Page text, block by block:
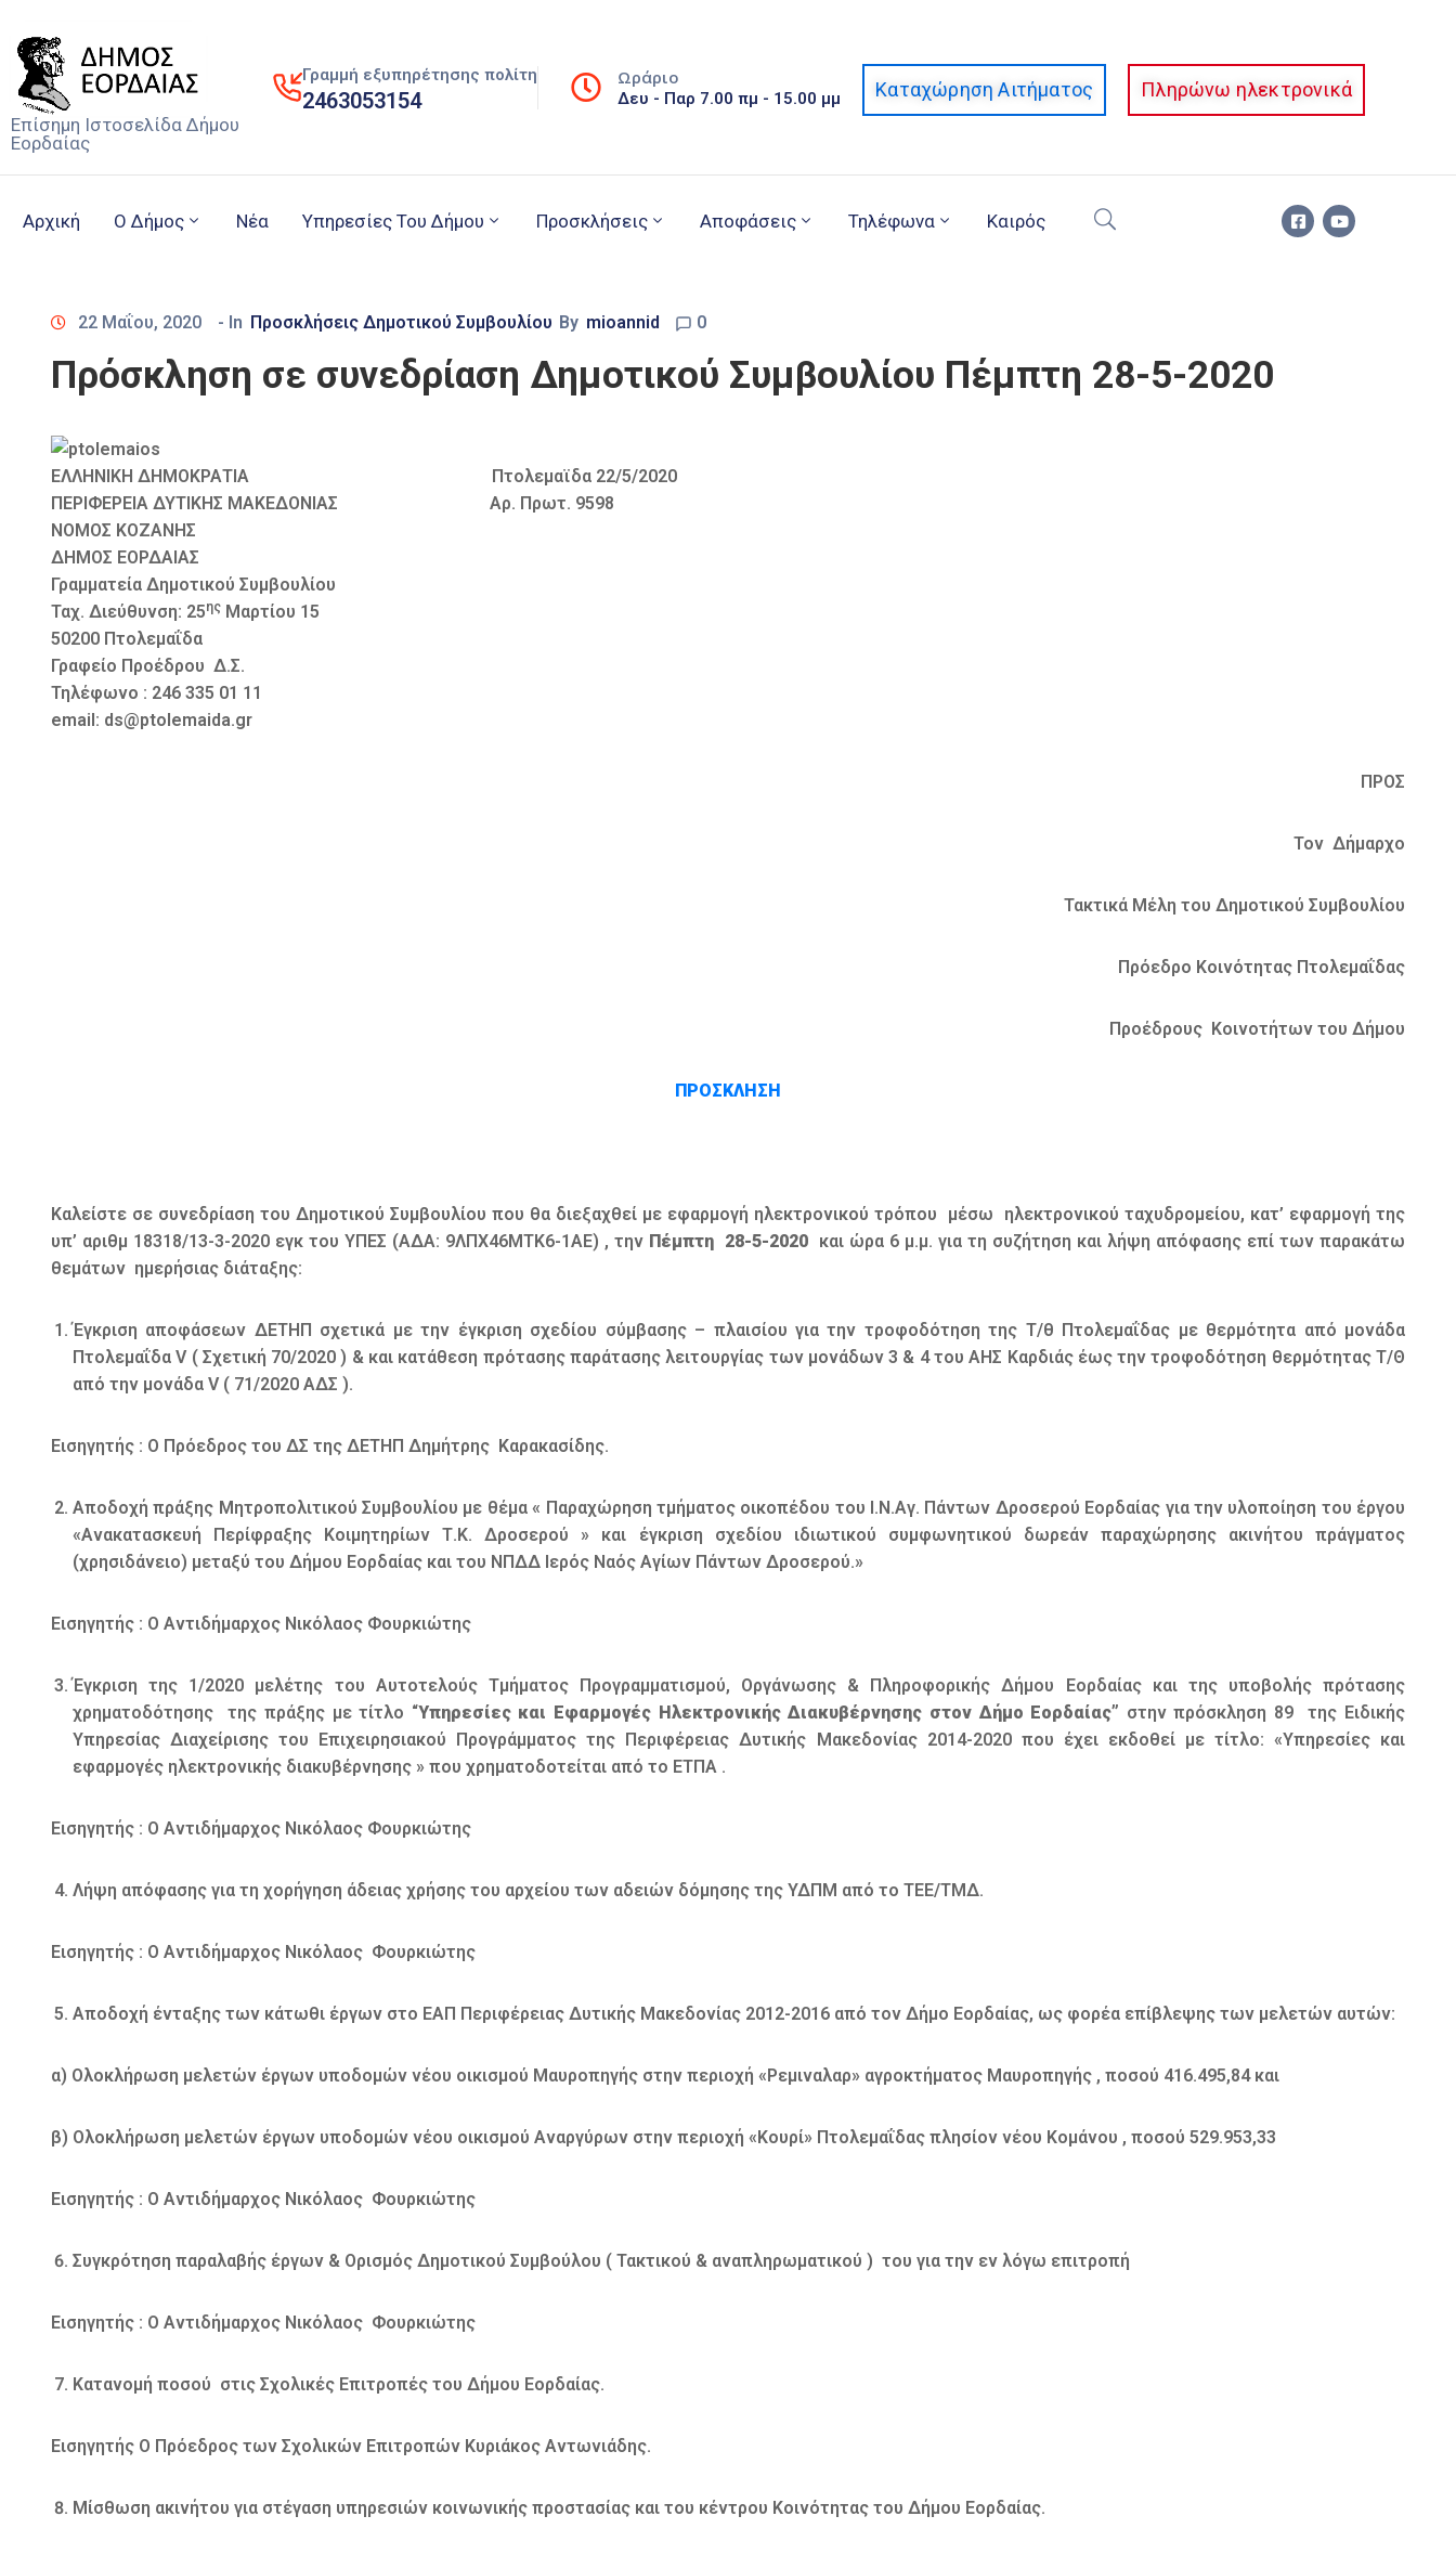
Επίσημη Ιστοσελίδα Δήμου
Εορδαίας
Γραμμή εξυπηρέτησης πολίτη
2463053154
Ωράριο
Δευ - Παρ 7.00 πμ - 15.00 μμ Καταχώρηση Αιτήματος Πληρώνω ηλεκτρονικά
Αρχική Ο Δήμος Νέα Υπηρεσίες Του Δήμου Προσκλήσεις Αποφάσεις Τηλέφωνα Καιρός
22 Μαΐου, 2020 - In Προσκλήσεις Δημοτικού Συμβουλίου By mioannid 0
Πρόσκληση σε συνεδρίαση Δημοτικού Συμβουλίου Πέμπτη 28-5-2020
ΕΛΛΗΝΙΚΗ ΔΗΜΟΚΡΑΤΙΑ Πτολεμαϊδα 22/5/2020
ΠΕΡΙΦΕΡΕΙΑ ΔΥΤΙΚΗΣ ΜΑΚΕΔΟΝΙΑΣ Αρ. Πρωτ. 9598
ΝΟΜΟΣ ΚΟΖΑΝΗΣ
ΔΗΜΟΣ ΕΟΡΔΑΙΑΣ
Γραμματεία Δημοτικού Συμβουλίου
Ταχ. Διεύθυνση: 25ης Μαρτίου 15
50200 Πτολεμαΐδα
Γραφείο Προέδρου Δ.Σ.
Τηλέφωνο : 246 335 01 11
email: ds@ptolemaida.gr
ΠΡΟΣ
Τον Δήμαρχο
Τακτικά Μέλη του Δημοτικού Συμβουλίου
Πρόεδρο Κοινότητας Πτολεμαΐδας
Προέδρους Κοινοτήτων του Δήμου
ΠΡΟΣΚΛΗΣΗ
Καλείστε σε συνεδρίαση του Δημοτικού Συμβουλίου που θα διεξαχθεί με εφαρμογή ηλεκτρονικού τρόπου μέσω ηλεκτρονικού ταχυδρομείου, κατ’ εφαρμογή της
υπ’ αριθμ 18318/13-3-2020 εγκ του ΥΠΕΣ (ΑΔΑ: 9ΛΠΧ46ΜΤΚ6-1ΑΕ) , την Πέμπτη 28-5-2020 και ώρα 6 μ.μ. για τη συζήτηση και λήψη απόφασης επί των παρακάτω
θεμάτων ημερήσιας διάταξης:
Έγκριση αποφάσεων ΔΕΤΗΠ σχετικά με την έγκριση σχεδίου σύμβασης – πλαισίου για την τροφοδότηση της Τ/θ Πτολεμαΐδας με θερμότητα από μονάδα
Πτολεμαΐδα V ( Σχετική 70/2020 ) & και κατάθεση πρότασης παράτασης λειτουργίας των μονάδων 3 & 4 του ΑΗΣ Καρδιάς έως την τροφοδότηση θερμότητας Τ/Θ
από την μονάδα V ( 71/2020 ΑΔΣ ).
Εισηγητής : Ο Πρόεδρος του ΔΣ της ΔΕΤΗΠ Δημήτρης Καρακασίδης.
Αποδοχή πράξης Μητροπολιτικού Συμβουλίου με θέμα « Παραχώρηση τμήματος οικοπέδου του Ι.Ν.Αγ. Πάντων Δροσερού Εορδαίας για την υλοποίηση του έργου
«Ανακατασκευή Περίφραξης Κοιμητηρίων Τ.Κ. Δροσερού » και έγκριση σχεδίου ιδιωτικού συμφωνητικού δωρεάν παραχώρησης ακινήτου πράγματος
(χρησιδάνειο) μεταξύ του Δήμου Εορδαίας και του ΝΠΔΔ Ιερός Ναός Αγίων Πάντων Δροσερού.»
Εισηγητής : Ο Αντιδήμαρχος Νικόλαος Φουρκιώτης
Έγκριση της 1/2020 μελέτης του Αυτοτελούς Τμήματος Προγραμματισμού, Οργάνωσης & Πληροφορικής Δήμου Εορδαίας και της υποβολής πρότασης
χρηματοδότησης της πράξης με τίτλο “Υπηρεσίες και Εφαρμογές Ηλεκτρονικής Διακυβέρνησης στον Δήμο Εορδαίας” στην πρόσκληση 89 της Ειδικής
Υπηρεσίας Διαχείρισης του Επιχειρησιακού Προγράμματος της Περιφέρειας Δυτικής Μακεδονίας 2014-2020 που έχει εκδοθεί με τίτλο: «Υπηρεσίες και
εφαρμογές ηλεκτρονικής διακυβέρνησης » που χρηματοδοτείται από το ΕΤΠΑ .
Εισηγητής : Ο Αντιδήμαρχος Νικόλαος Φουρκιώτης
Λήψη απόφασης για τη χορήγηση άδειας χρήσης του αρχείου των αδειών δόμησης της ΥΔΠΜ από το ΤΕΕ/ΤΜΔ.
Εισηγητής : Ο Αντιδήμαρχος Νικόλαος Φουρκιώτης
Αποδοχή ένταξης των κάτωθι έργων στο ΕΑΠ Περιφέρειας Δυτικής Μακεδονίας 2012-2016 από τον Δήμο Εορδαίας, ως φορέα επίβλεψης των μελετών αυτών:
α) Ολοκλήρωση μελετών έργων υποδομών νέου οικισμού Μαυροπηγής στην περιοχή «Ρεμιναλαρ» αγροκτήματος Μαυροπηγής , ποσού 416.495,84 και
β) Ολοκλήρωση μελετών έργων υποδομών νέου οικισμού Αναργύρων στην περιοχή «Κουρί» Πτολεμαΐδας πλησίον νέου Κομάνου , ποσού 529.953,33
Εισηγητής : Ο Αντιδήμαρχος Νικόλαος Φουρκιώτης
Συγκρότηση παραλαβής έργων & Ορισμός Δημοτικού Συμβούλου ( Τακτικού & αναπληρωματικού ) του για την εν λόγω επιτροπή
Εισηγητής : Ο Αντιδήμαρχος Νικόλαος Φουρκιώτης
Κατανομή ποσού στις Σχολικές Επιτροπές του Δήμου Εορδαίας.
Εισηγητής Ο Πρόεδρος των Σχολικών Επιτροπών Κυριάκος Αντωνιάδης.
Μίσθωση ακινήτου για στέγαση υπηρεσιών κοινωνικής προστασίας και του κέντρου Κοινότητας του Δήμου Εορδαίας.